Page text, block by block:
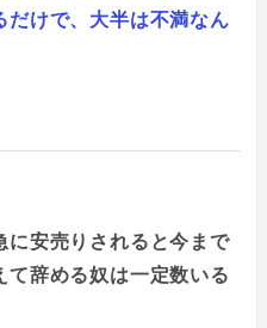
だけで、大半は不満なん
に安売りされると今まで
て辞める奴は一定数いる